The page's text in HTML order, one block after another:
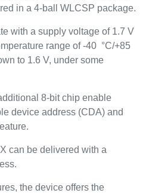
in a 4-ball WLCSP package.
with a supply voltage of 1.7 V
range of -40 °C/+85
to 1.6 V, under some
8-bit chip enable
device address (CDA) and
can be delivered with a
the device offers the